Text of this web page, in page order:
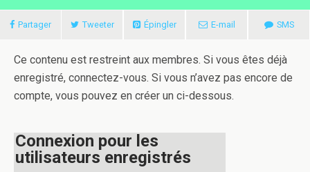
Partager Tweeter Épingler E-mail SMS
Ce contenu est restreint aux membres. Si vous êtes déjà
enregistré, connectez-vous. Si vous n’avez pas encore de
compte, vous pouvez en créer un ci-dessous.
Connexion pour les
utilisateurs enregistrés